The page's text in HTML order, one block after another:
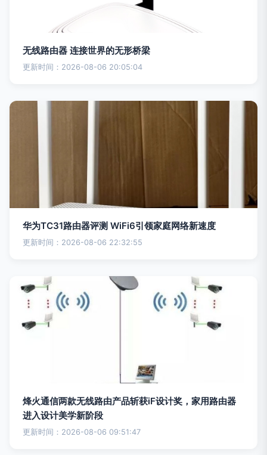
无线路由器 连接世界的无形桥梁
更新时间：2026-08-06 20:05:04
华为TC31路由器评测 WiFi6引领家庭网络新速度
更新时间：2026-08-06 22:32:55
烽火通信两款无线路由产品斩获iF设计奖，家用路由器
进入设计美学新阶段
更新时间：2026-08-06 09:51:47